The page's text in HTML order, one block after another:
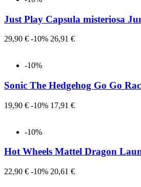
Just Play Capsula misteriosa
Prezzo
29,90 € -10% Prezzo
26,91 €
-10%
Sonic The Hedgehog Go Go
Prezzo
19,90 € -10% Prezzo
17,91 €
-10%
Hot Wheels Mattel Dragon
Prezzo
22,90 € -10% Prezzo
20,61 €